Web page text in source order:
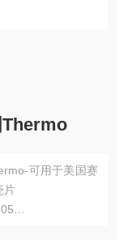
Thermo
可用于美国赛
片